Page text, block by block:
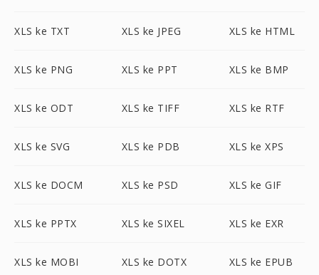
XLS ke TXT XLS ke JPEG XLS ke HTML
XLS ke PNG XLS ke PPT XLS ke BMP
XLS ke ODT XLS ke TIFF XLS ke RTF
XLS ke SVG XLS ke PDB XLS ke XPS
XLS ke DOCM XLS ke PSD XLS ke GIF
XLS ke PPTX XLS ke SIXEL XLS ke EXR
XLS ke MOBI XLS ke DOTX XLS ke EPUB